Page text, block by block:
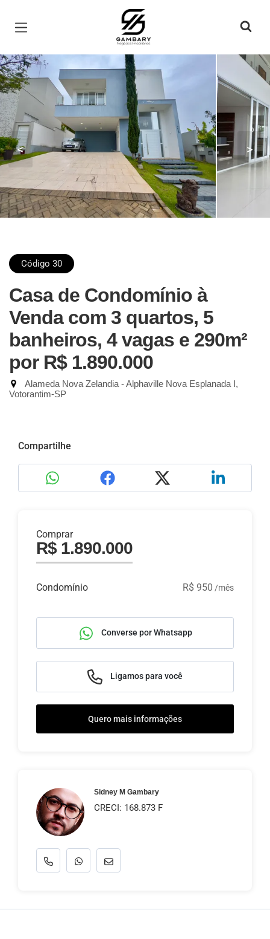
Página inicial
< >
Código 30
Casa de Condomínio à
Venda com 3 quartos, 5
banheiros, 4 vagas e 290m²
por R$ 1.890.000
Alameda Nova Zelandia - Alphaville Nova Esplanada I,
Votorantim-SP
Compartilhe
Comprar
R$ 1.890.000
Condomínio R$ 950 /mês
Converse por Whatsapp
Ligamos para você
Quero mais informações
Sidney M Gambary
CRECI: 168.873 F